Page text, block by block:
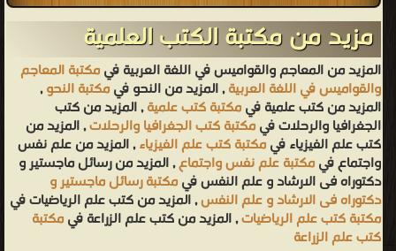
مزيد من مكتبة الكتب العلمية
المزيد من المعاجم والقواميس في اللغة العربية فيمكتبة المعاجم
والقواميس في اللغة العربية, المزيد من النحو فيمكتبة النحو,
المزيد من كتب علمية فيمكتبة كتب علمية, المزيد من كتب
الجغرافيا والرحلات فيمكتبة كتب الجغرافيا والرحلات, المزيد من
كتب علم الفيزياء فيمكتبة كتب علم الفيزياء, المزيد من علم نفس
واجتماع فيمكتبة علم نفس واجتماع, المزيد من رسائل ماجستير و
دكتوراه فى الارشاد و علم النفس فيمكتبة رسائل ماجستير و
دكتوراه فى الارشاد و علم النفس, المزيد من كتب علم الرياضيات في
مكتبة كتب علم الرياضيات, المزيد من كتب علم الزراعة فيمكتبة
كتب علم الزراعة